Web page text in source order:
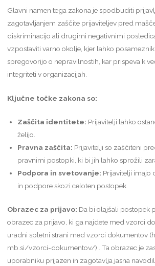
Glavni namen tega zakona je spodbuditi
zagotavljanjem zaščite prijaviteljev pred
diskriminacijo ali drugimi negativnimi
vzpostaviti varno okolje, kjer lahko
spregovorijo o nepravilnostih, kar prispeva k
integriteti v organizacijah.
Ključne točke zakona so:
Zaščita identitete: Prijavitelji lahko
želijo.
Pravna zaščita: Prijavitelji so zaščiteni
pravnimi postopki, ki bi jih lahko sprožili
Podpora in svetovanje: Prijavitelji imajo
in podpore skozi celoten postopek.
Obrazec za prijavo: Da bi olajšali postopek
obrazec za prijavo, ki ga najdete med vzorci
uradni spletni strani med vzorci dokumentov (
mb.si/vzorci-dokumentov/) . Ta obrazec je
uporabniku prijazen in zagotavlja jasna